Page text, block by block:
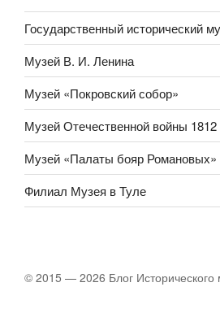
Государственный исторический
Музей В. И. Ленина
Музей «Покровский собор»
Музей Отечественной войны 1812
Музей «Палаты бояр Романовых»
Филиал Музея в Туле
© 2015 — 2026 Блог Исторического